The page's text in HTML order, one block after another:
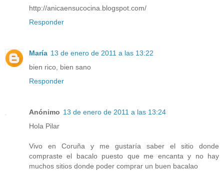
http://anicaensucocina.blogspot.com/
Responder
María 13 de enero de 2011 a las 13:22
bien rico, bien sano
Responder
Anónimo 13 de enero de 2011 a las 13:24
Hola Pilar
Vivo en Coruña y me gustaría saber el sitio donde
compraste el bacalo puesto que me encanta y no hay
muchos sitios donde poder comprar un buen bacalao